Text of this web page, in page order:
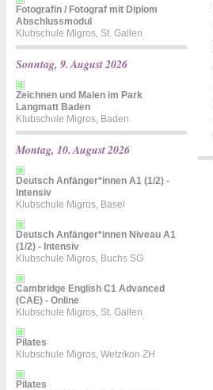
Fotografin / Fotograf mit Diplom
Abschlussmodul
Klubschule Migros, St. Gallen
Sonntag, 9. August 2026
Zeichnen und Malen im Park
Langmatt Baden
Klubschule Migros, Baden
Montag, 10. August 2026
Deutsch Anfänger*innen A1 (1/2) -
Intensiv
Klubschule Migros, Basel
Deutsch Anfänger*innen Niveau A1
(1/2) - Intensiv
Klubschule Migros, Buchs SG
Cambridge English C1 Advanced
(CAE) - Online
Klubschule Migros, St. Gallen
Pilates
Klubschule Migros, Wetzikon ZH
Pilates